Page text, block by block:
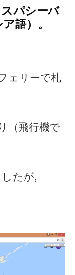
パシーバ
語）。
ェリーで札
（飛行機で
たが,